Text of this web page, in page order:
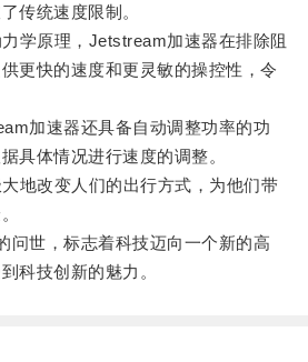
传统速度限制。
原理，Jetstream加速器在排除阻
更快的速度和更灵敏的操控性，令
加速器还具备自动调整功率的功
具体情况进行速度的调整。
改变人们的出行方式，为他们带
世，标志着科技迈向一个新的高
科技创新的魅力。